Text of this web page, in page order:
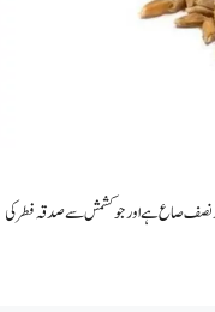
صدقۂ فطر کی مقدار 2025:گیہوں سے صدقہ فطر کی مقدار نصف صاع ہے اور جو کشمش سے صدقہ فطر کی